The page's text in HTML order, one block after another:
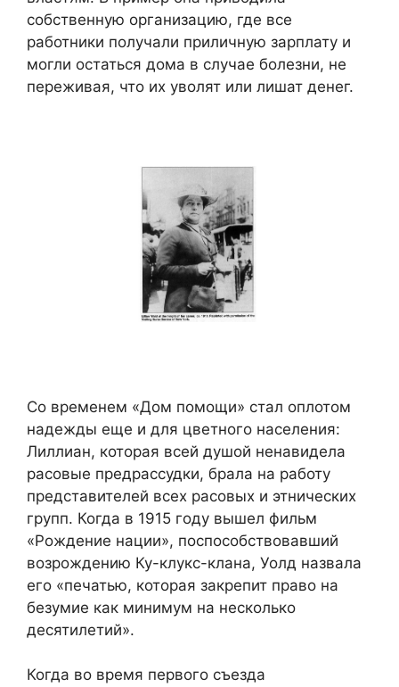
собственную организацию, где все
работники получали приличную зарплату и
могли остаться дома в случае болезни, не
переживая, что их уволят или лишат денег.
Со временем «Дом помощи» стал оплотом
надежды еще и для цветного населения:
Лиллиан, которая всей душой ненавидела
расовые предрассудки, брала на работу
представителей всех расовых и этнических
групп. Когда в 1915 году вышел фильм
«Рождение нации», поспособствовавший
возрождению Ку-клукс-клана, Уолд назвала
его «печатью, которая закрепит право на
безумие как минимум на несколько
десятилетий».
Когда во время первого съезда